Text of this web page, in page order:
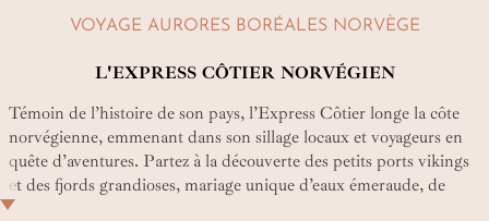
VOYAGE AURORES BORÉALES NORVÈGE
L'EXPRESS CÔTIER NORVÉGIEN
Témoin de l’histoire de son pays, l’Express Côtier longe la côte
norvégienne, emmenant dans son sillage locaux et voyageurs en
quête d’aventures. Partez à la découverte des petits ports vikings
et des fjords grandioses, mariage unique d’eaux émeraude, de
neiges éternelles et de forêts centenaires.